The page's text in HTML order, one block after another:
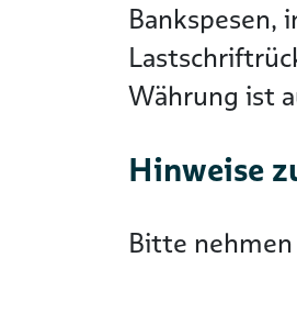
Bankspesen,
Währung ist
Hinweise
Bitte nehmen